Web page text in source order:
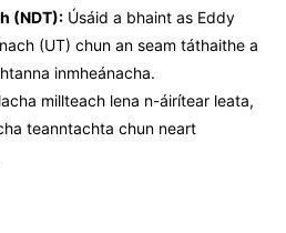
(NDT): Úsáid a bhaint as Eddy
(UT) chun an seam táthaithe a
inmheánacha.
millteach lena n-áirítear leata,
teanntachta chun neart